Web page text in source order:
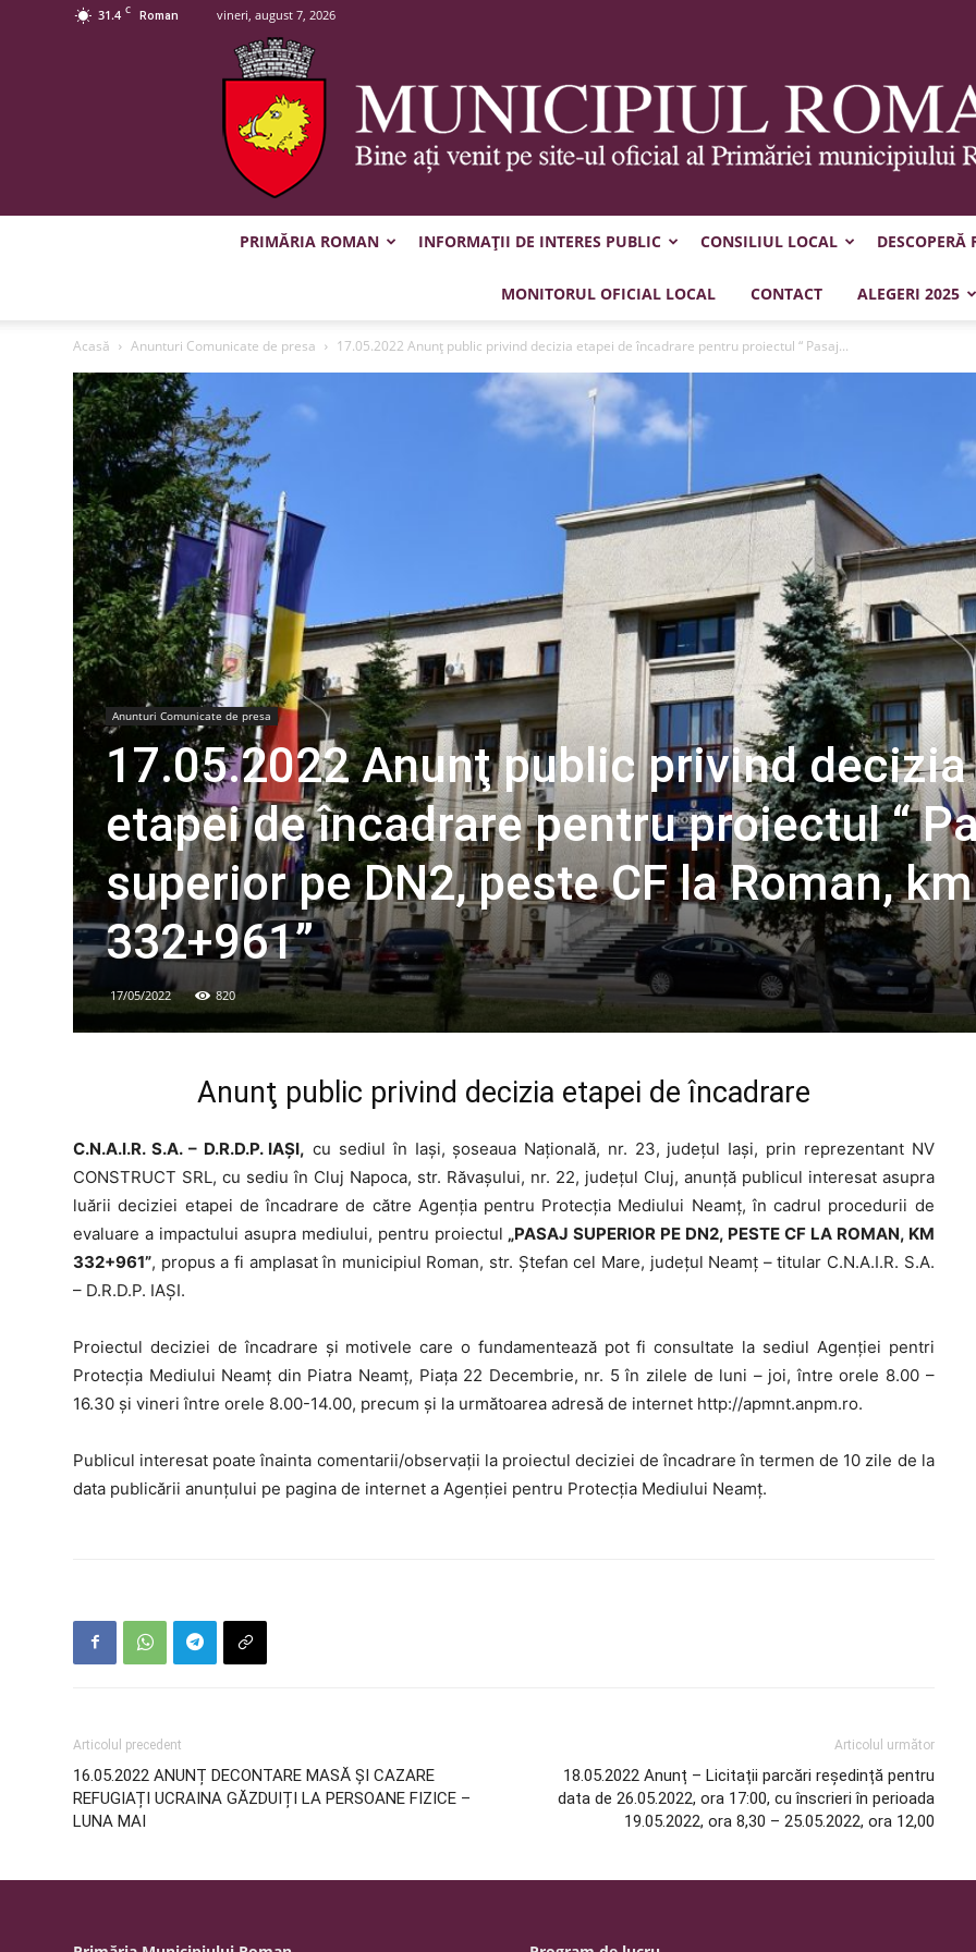
31.4 C Roman vineri, august 7, 2026
Municipiul
PRIMĂRIA ROMAN INFORMAȚII DE INTERES PUBLIC CONSILIUL LOCAL
MONITORUL OFICIAL LOCAL CONTACT ALEGERI 2025
Acasă Anunturi Comunicate de presa 17.05.2022 Anunţ public privind decizia etapei de încadrare pentru proiectul “ Pasaj...
Anunturi Comunicate de presa
17.05.2022 Anunţ public privind decizia
etapei de încadrare pentru proiectul “
superior pe DN2, peste CF la Roman, km
332+961”
17/05/2022 820
Anunţ public privind decizia etapei de încadrare
C.N.A.I.R. S.A. – D.R.D.P. IAȘI, cu sediul în Iași, șoseaua Națională, nr. 23, județul Iași, prin reprezentant NV
CONSTRUCT SRL, cu sediu în Cluj Napoca, str. Răvașului, nr. 22, județul Cluj, anunță publicul interesat asupra
luării deciziei etapei de încadrare de către Agenția pentru Protecția Mediului Neamț, în cadrul procedurii de
evaluare a impactului asupra mediului, pentru proiectul „PASAJ SUPERIOR PE DN2, PESTE CF LA ROMAN, KM
332+961”, propus a fi amplasat în municipiul Roman, str. Ștefan cel Mare, județul Neamţ – titular C.N.A.I.R. S.A.
– D.R.D.P. IAȘI.
Proiectul deciziei de încadrare şi motivele care o fundamentează pot fi consultate la sediul Agenției pentri
Protecția Mediului Neamț din Piatra Neamț, Piața 22 Decembrie, nr. 5 în zilele de luni – joi, între orele 8.00 –
16.30 şi vineri între orele 8.00-14.00, precum şi la următoarea adresă de internet http://apmnt.anpm.ro.
Publicul interesat poate înainta comentarii/observaţii la proiectul deciziei de încadrare în termen de 10 zile de la
data publicării anunţului pe pagina de internet a Agenției pentru Protecția Mediului Neamț.
Articolul precedent
16.05.2022 ANUNȚ DECONTARE MASĂ ȘI CAZARE
REFUGIAȚI UCRAINA GĂZDUIȚI LA PERSOANE FIZICE –
LUNA MAI
Articolul următor
18.05.2022 Anunț – Licitații parcări reședință pentru
data de 26.05.2022, ora 17:00, cu înscrieri în perioada
19.05.2022, ora 8,30 – 25.05.2022, ora 12,00